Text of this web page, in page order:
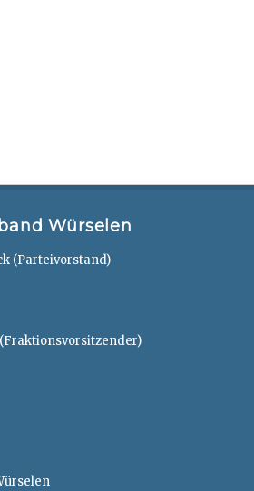
Würselen
(Parteivorstand)
(Fraktionsvorsitzender)